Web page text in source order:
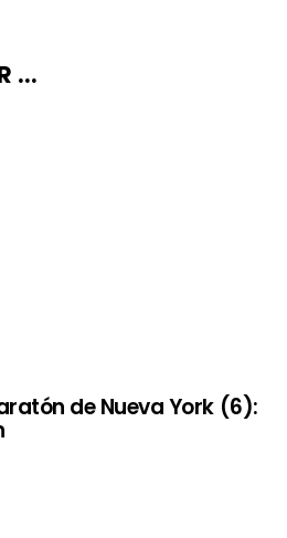
...
de Nueva York (6):